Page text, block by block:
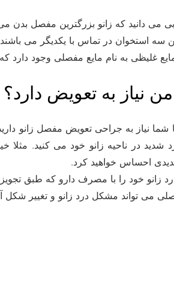
می دانید که زانو بزرگترین مفصل
سه استخوان در تماس با یکدیگر می
غلیظی به نام مایع مفصلی وجود
نیاز به تعویض دارد؟
آیا شما نیاز به جراحی تعویض مفصل
در ناحیه زانو خود می کنید. مثلا
احساس خواهید کرد.
درد زانو خود را با مصرف دارو که طبق
می تواند مشکل درد زانو و تغییر شکل